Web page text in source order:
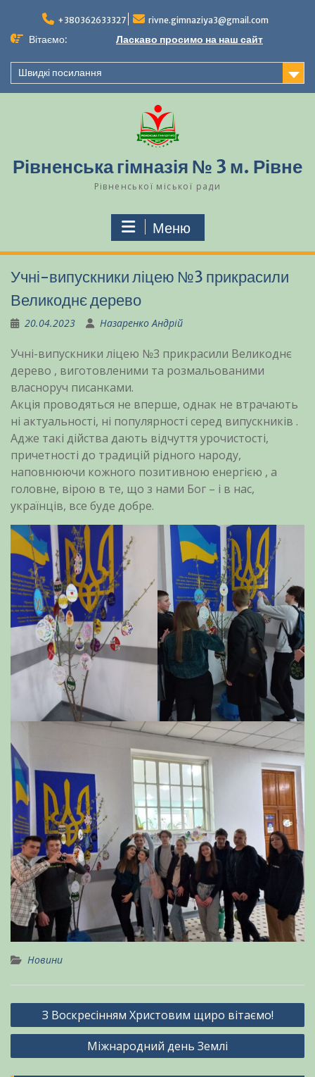
вмісту
+380362633327 rivne.gimnaziya3@gmail.com
Вітаємо: Ласкаво просимо на наш сайт
Швидкі посилання
Рівненська гімназія № 3 м. Рівне
Рівненської міської ради
Меню
Учні-випускники ліцею №3 прикрасили
Великоднє дерево
20.04.2023 Назаренко Андрій
Учні-випускники ліцею №3 прикрасили Великоднє
дерево , виготовленими та розмальованими
власноруч писанками.
Акція проводяться не вперше, однак не втрачають
ні актуальності, ні популярності серед випускників .
Адже такі дійства дають відчуття урочистості,
причетності до традицій рідного народу,
наповнюючи кожного позитивною енергією , а
головне, вірою в те, що з нами Бог – і в нас,
українців, все буде добре.
Новини
Навігація
записів
З Воскресінням Христовим щиро вітаємо!
Міжнародний день Землі